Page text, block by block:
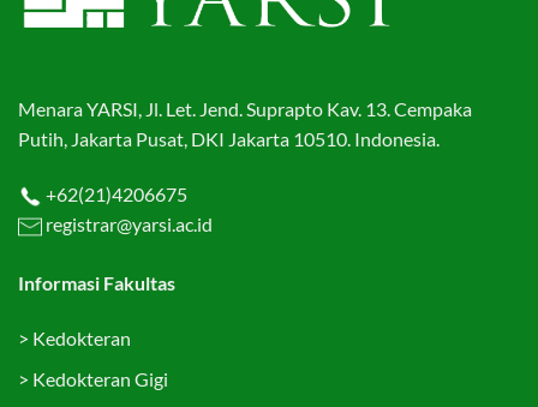
Menara YARSI, Jl. Let. Jend. Suprapto Kav. 13. Cempaka
Putih, Jakarta Pusat, DKI Jakarta 10510. Indonesia.
+62(21)4206675
registrar@yarsi.ac.id
Informasi Fakultas
> Kedokteran
> Kedokteran Gigi